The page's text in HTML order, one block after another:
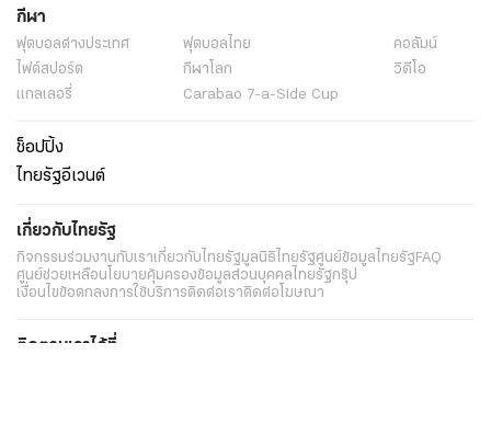
กีฬา
ฟุตบอลต่่างประเทศ ฟุตบอลไทย
คอลัมน์
ไฟต์สปอร์ต
กีฬาโลก
วิดีโอ
แกลเลอรี่
Carabao 7-a-Side Cup
ช็อปปิ้ง
ไทยรัฐอีเวนต์
เกี่ยวกับไทยรัฐ
กิจกรรมร่วมงานกับเราเกี่ยวกับไทยรัฐมูลนิธิไทยรัฐศูนย์ข้อมูลไทยรัฐFAQ
ศูนย์ช่วยเหลือนโยบายคุ้มครองข้อมูลส่วนบุคคลไทยรัฐกรุ๊ป
เงื่อนไขข้อตกลงการใช้บริการติดต่อเราติดต่อโฆษณา
ติดตามเราได้ที่